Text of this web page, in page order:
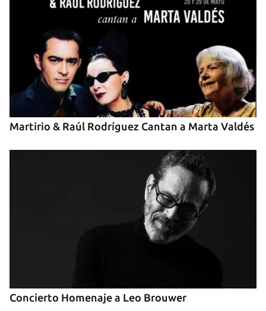
INICIAR SESIÓN CANCELAR
Martirio & Raúl Rodríguez Cantan a Marta Valdés
Concierto Homenaje a Leo Brouwer